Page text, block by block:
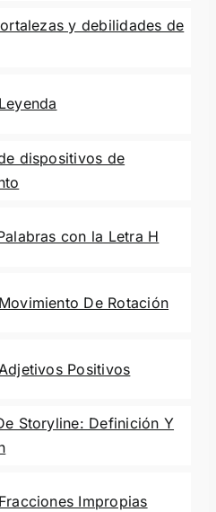
y debilidades de
dispositivos de
con la Letra H
De Rotación
Positivos
Storyline: Definición Y
Impropias